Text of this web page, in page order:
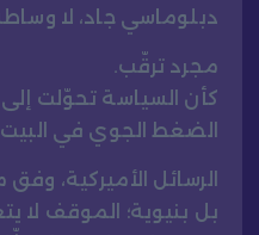
دبلوماسي جاد، لا
مجرد ترقّب.
كأن السياسة تحوّلت
الضغط الجوي في
الرسائل الأميركية،
بل بنيوية؛ الموقف لا